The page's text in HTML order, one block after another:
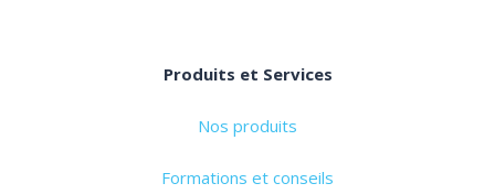
Produits et Services
Nos produits
Formations et conseils